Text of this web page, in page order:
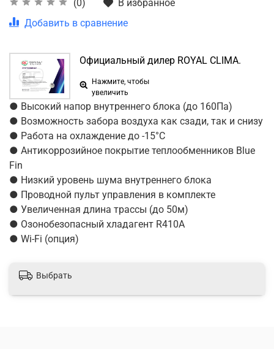
(0)
В избранное
Добавить в сравнение
Официальный дилер ROYAL CLIMA.
Нажмите, чтобы
увеличить
● Высокий напор внутреннего блока (до 160Па)
● Возможность забора воздуха как сзади, так и снизу
● Работа на охлаждение до -15°С
● Антикоррозийное покрытие теплообменников Blue
Fin
● Низкий уровень шума внутреннего блока
● Проводной пульт управления в комплекте
● Увеличенная длина трассы (до 50м)
● Озонобезопасный хладагент R410A
● Wi-Fi (опция)
Выбрать